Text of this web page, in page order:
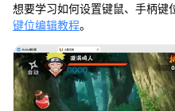
想要学习如何设置键鼠、手柄键
键位编辑教程。